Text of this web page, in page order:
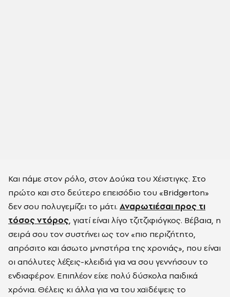
Και πάμε στον ρόλο, στον Δούκα του Χέιστιγκς. Στο
πρώτο και στο δεύτερο επεισόδιο του «Bridgerton»
δεν σου πολυγεμίζει το μάτι. Αναρωτιέσαι προς τι
τόσος ντόρος, γιατί είναι λίγο τζιτζιφιόγκος. Βέβαια, η
σειρά σου τον συστήνει ως τον «πιο περιζήτητο,
απρόσιτο και άσωτο μνηστήρα της χρονιάς», που είναι
οι απόλυτες λέξεις-κλειδιά για να σου γεννήσουν το
ενδιαφέρον. Επιπλέον είχε πολύ δύσκολα παιδικά
χρόνια. Θέλεις κι άλλα για να του χαϊδέψεις το